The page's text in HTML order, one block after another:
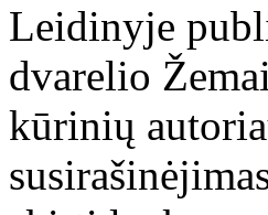
Leidinyje
dvarelio
kūrinių